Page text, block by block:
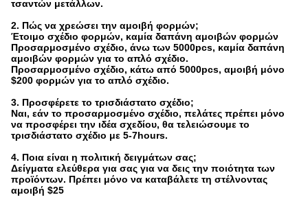
τσαντών μετάλλων.
2. Πώς να χρεώσει την αμοιβή φορμών;
Έτοιμο σχέδιο φορμών, καμία δαπάνη αμοιβών φορμών
Προσαρμοσμένο σχέδιο, άνω των 5000pcs, καμία δαπάνη
αμοιβών φορμών για το απλό σχέδιο.
Προσαρμοσμένο σχέδιο, κάτω από 5000pcs, αμοιβή μόνο
$200 φορμών για το απλό σχέδιο.
3. Προσφέρετε το τρισδιάστατο σχέδιο;
Ναι, εάν το προσαρμοσμένο σχέδιο, πελάτες πρέπει μόνο
να προσφέρει την ιδέα σχεδίου, θα τελειώσουμε το
τρισδιάστατο σχέδιο με 5-7hours.
4. Ποια είναι η πολιτική δειγμάτων σας;
Δείγματα ελεύθερα για σας για να δεις την ποιότητα των
προϊόντων. Πρέπει μόνο να καταβάλετε τη στέλνοντας
αμοιβή $25